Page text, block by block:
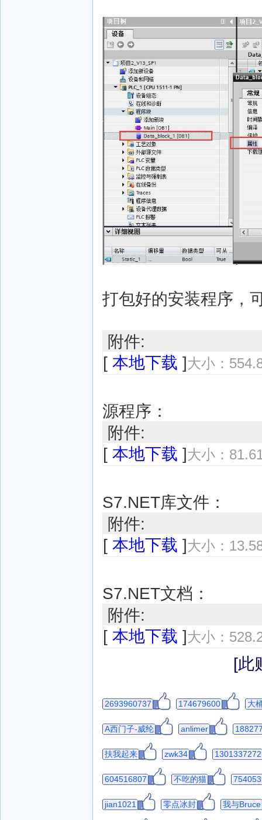
打包好的安装程序，
附件:
[ 本地下载 ]大小：
源程序：
附件:
[ 本地下载 ]大小：
S7.NET库文件：
附件:
[ 本地下载 ]大小：
S7.NET文档：
附件:
[ 本地下载 ]大小：
[此
2693960737 174679600 大
A西门子-威纶 anlimer
扶我起来 zwk34 1301337272
604516807 不吃的猫
jian1021 零点冰封 我与Bruce